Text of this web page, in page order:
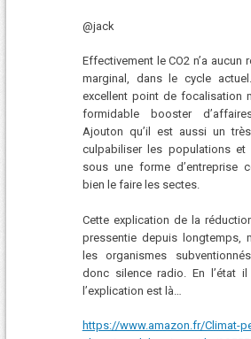
@jack
Effectivement le CO2 n’a aucun
marginal, dans le cycle
excellent point de focalisation
formidable booster
Ajouton qu’il est aussi un
culpabiliser les populations et
sous une forme d’entreprise
bien le faire les sectes.
Cette explication de la
pressentie depuis longtemps,
les organismes subventionnés
donc silence radio. En l’état
l’explication est là…
https://www.amazon.fr/Climat-